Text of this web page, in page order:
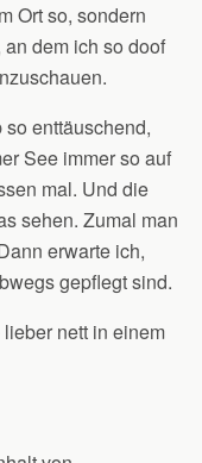
Ort so, sondern
dem ich so doof
enttäuschend,
See immer so auf
mal. Und die
sehen. Zumal man
erwarte ich,
gepflegt sind.
nett in einem